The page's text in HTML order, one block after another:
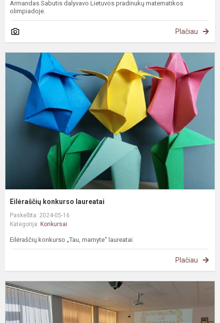
Armandas Sabutis dalyvavo Lietuvos pradinukų matematikos
olimpiadoje.
Plačiau
Eilėraščių konkurso laureatai
Paskelbta: 2024-05-16
Kategorija: Konkursai
Eilėraščių konkurso „Tau, mamyte“ laureatai.
Plačiau